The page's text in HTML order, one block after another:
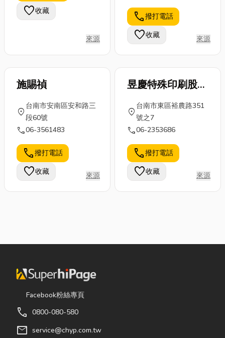
favorite收藏
來源
板/網版印刷,拉絲刷磨,
清洗脫酯,貼保護膜,沖
壓成型,包裝,搭配表面
品新工藝,主要使用材
板,pet,pc,pmma等。 應
用產品:表類指針,禮品
証章,電子產品,運動商
品,銘板標牌
call撥打電話
favorite收藏 來源
施賜禎
location_on
台南市安南區安和路三
段60號
call06-3561483
call撥打電話
favorite收藏 來源
昱慶特殊印刷股份
有限公司
location_on
台南市東區裕農路351
號之7
call06-2353686
call撥打電話
favorite收藏 來源
Facebook粉絲專頁
call 0800-080-580
mail service@chyp.com.tw